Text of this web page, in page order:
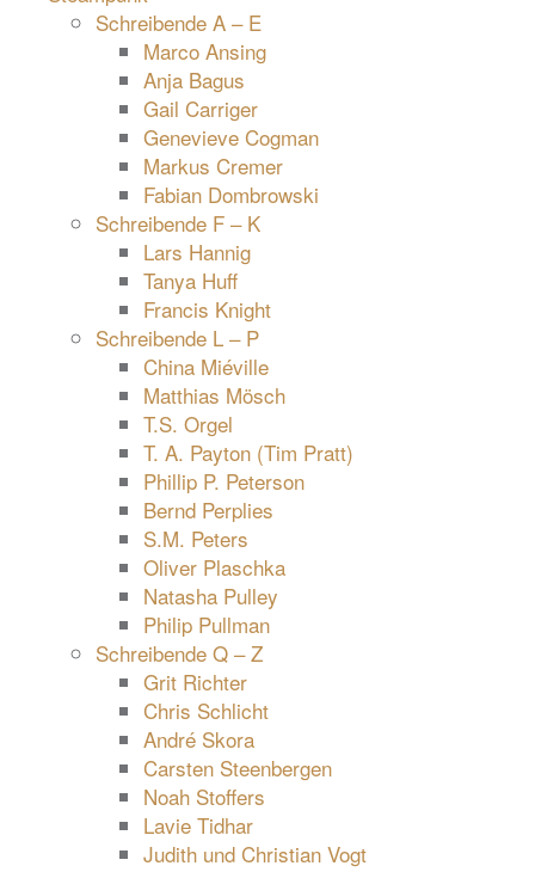
Schreibende A – E
Marco Ansing
Anja Bagus
Gail Carriger
Genevieve Cogman
Markus Cremer
Fabian Dombrowski
Schreibende F – K
Lars Hannig
Tanya Huff
Francis Knight
Schreibende L – P
China Miéville
Matthias Mösch
T.S. Orgel
T. A. Payton (Tim Pratt)
Phillip P. Peterson
Bernd Perplies
S.M. Peters
Oliver Plaschka
Natasha Pulley
Philip Pullman
Schreibende Q – Z
Grit Richter
Chris Schlicht
André Skora
Carsten Steenbergen
Noah Stoffers
Lavie Tidhar
Judith und Christian Vogt